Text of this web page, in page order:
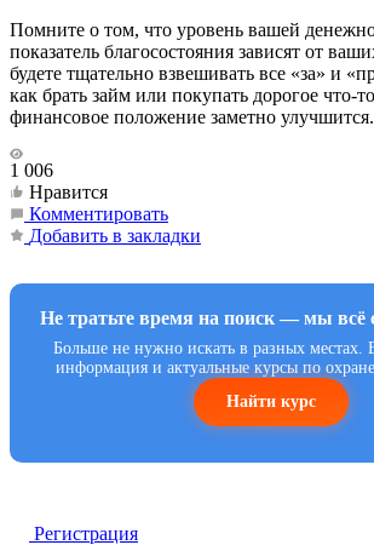
Помните о том, что уровень вашей
показатель благосостояния зависят от
будете тщательно взвешивать все «за» и
как брать займ или покупать дорогое что-
финансовое положение заметно улучшится.
1 006
Нравится
Комментировать
Добавить в закладки
Не тратьте время на поиск — мы всё
Больше не нужно искать в разных местах.
информация и актуальные курсы по
Найти курс
Регистрация